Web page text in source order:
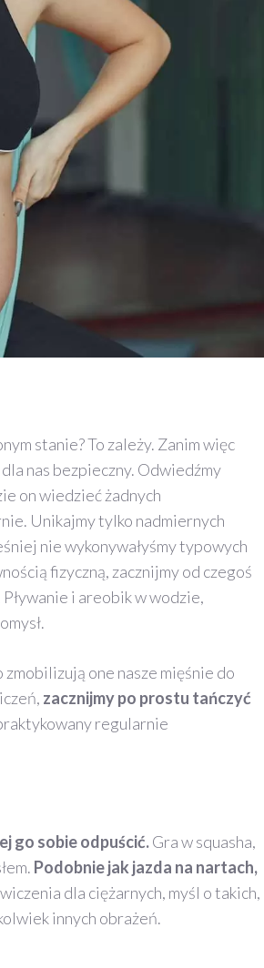
stanie? To zależy. Zanim więc
nas bezpieczny. Odwiedźmy
on wiedzieć żadnych
Unikajmy tylko nadmiernych
nie wykonywałyśmy typowych
fizyczną, zacznijmy od czegoś
Pływanie i areobik w wodzie,
zmobilizują one nasze mięśnie do
zacznijmy po prostu tańczyć
regularnie
go sobie odpuścić.Gra w squasha,
Podobnie jak jazda na nartach,
dla ciężarnych, myśl o takich,
innych obrażeń.